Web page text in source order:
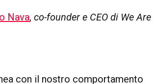
Nava,co-founder e CEO di We Are
con il nostro comportamento